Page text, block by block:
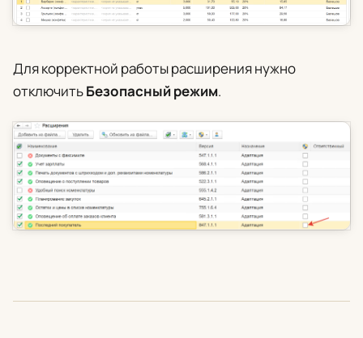
Для корректной работы расширения нужно
отключитьБезопасный режим.